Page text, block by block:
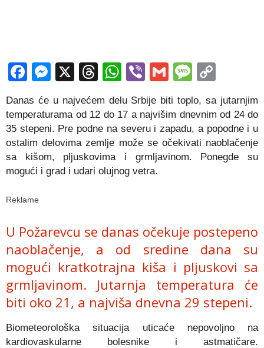
Facebook
Messenger
X Threads
WhatsApp
ViberGmail
Danas će u najvećem delu Srbije biti toplo, sa jutarnjim
temperaturama od 12 do 17 a najvišim dnevnim od 24 do
35 stepeni. Pre podne na severu i zapadu, a popodne i u
ostalim delovima zemlje može se očekivati naoblačenje
sa kišom, pljuskovima i grmljavinom. Ponegde su
mogući i grad i udari olujnog vetra.
Reklame
U Požarevcu se danas očekuje postepeno
naoblačenje, a od sredine dana su
mogući kratkotrajna kiša i pljuskovi sa
grmljavinom. Jutarnja temperatura će
biti oko 21, a najviša dnevna 29 stepeni.
Biometeorološka situacija uticaće nepovolјno na
kardiovaskularne bolesnike i astmatičare.